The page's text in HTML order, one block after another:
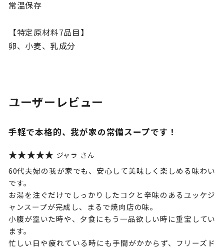
常温保存
【特定原材料7品目】
卵、小麦、乳成分
ユーザーレビュー
手軽で本格的、我が家の常備スープです！
ジャラ
60代夫婦の我が家でも、安心して美味しく楽しめる味わい
です。
お湯を注ぐだけでしっかりしたコクと辛味のあるユッケジ
ャンスープが完成し、まるで焼肉店の味。
小腹が空いた時や、夕食にもう一品欲しい時に重宝してい
ます。
忙しい日や疲れている時にも手間がかからず、フリーズド